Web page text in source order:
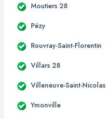
Moutiers 28
Pézy
Rouvray-Saint-Florentin
Villars 28
Villeneuve-Saint-Nicolas
Ymonville